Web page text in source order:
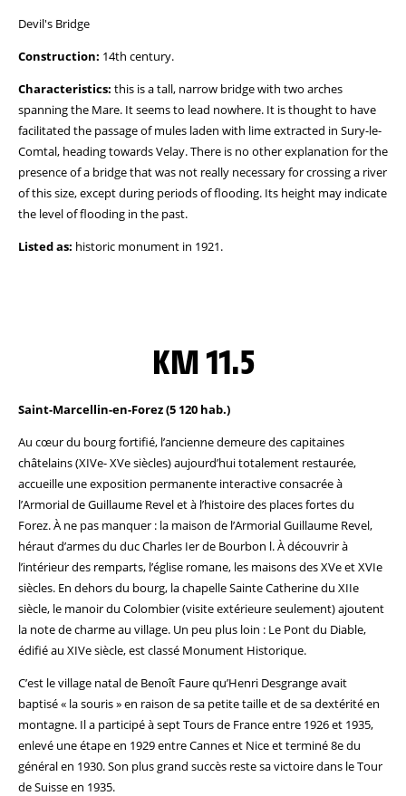
Devil's Bridge
Construction: 14th century.
Characteristics: this is a tall, narrow bridge with two arches
spanning the Mare. It seems to lead nowhere. It is thought to have
facilitated the passage of mules laden with lime extracted in Sury-le-
Comtal, heading towards Velay. There is no other explanation for the
presence of a bridge that was not really necessary for crossing a river
of this size, except during periods of flooding. Its height may indicate
the level of flooding in the past.
Listed as: historic monument in 1921.
KM 11.5
Saint-Marcellin-en-Forez (5 120 hab.)
Au cœur du bourg fortifié, l’ancienne demeure des capitaines
châtelains (XIVe- XVe siècles) aujourd’hui totalement restaurée,
accueille une exposition permanente interactive consacrée à
l’Armorial de Guillaume Revel et à l’histoire des places fortes du
Forez. À ne pas manquer : la maison de l’Armorial Guillaume Revel,
héraut d’armes du duc Charles Ier de Bourbon l. À découvrir à
l’intérieur des remparts, l’église romane, les maisons des XVe et XVIe
siècles. En dehors du bourg, la chapelle Sainte Catherine du XIIe
siècle, le manoir du Colombier (visite extérieure seulement) ajoutent
la note de charme au village. Un peu plus loin : Le Pont du Diable,
édifié au XIVe siècle, est classé Monument Historique.
C’est le village natal de Benoît Faure qu’Henri Desgrange avait
baptisé « la souris » en raison de sa petite taille et de sa dextérité en
montagne. Il a participé à sept Tours de France entre 1926 et 1935,
enlevé une étape en 1929 entre Cannes et Nice et terminé 8e du
général en 1930. Son plus grand succès reste sa victoire dans le Tour
de Suisse en 1935.